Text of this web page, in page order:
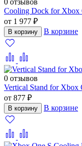
Cooling Dock for Xbox
от 1 977 ₽
В корзину В корзине
0 отзывов
Vertical Stand for Xbox
от 877 ₽
В корзину В корзине